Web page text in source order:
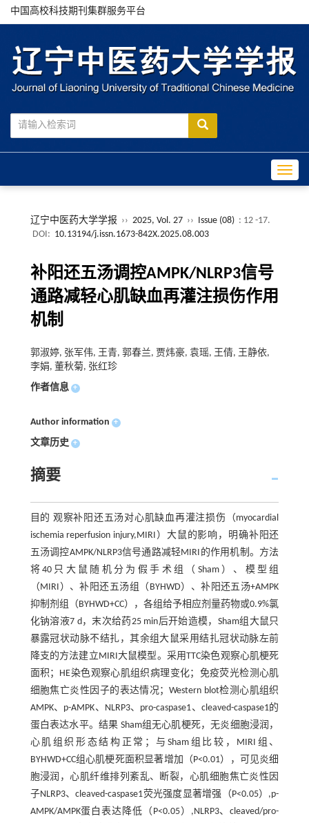
中国高校科技期刊集群服务平台
辽宁中医药大学学报 ›› 2025, Vol. 27 ›› Issue (08) : 12 -17.
DOI: 10.13194/j.issn.1673-842X.2025.08.003
补阳还五汤调控AMPK/NLRP3信号
通路减轻心肌缺血再灌注损伤作用
机制
郭淑婷, 张军伟, 王青, 郭春兰, 贾炜豪, 袁瑶, 王倩, 王静依,
李娟, 董秋菊, 张红珍
作者信息 +
Author information +
文章历史 +
摘要
目的 观察补阳还五汤对心肌缺血再灌注损伤（myocardial
ischemia reperfusion injury,MIRI）大鼠的影响，明确补阳还
五汤调控AMPK/NLRP3信号通路减轻MIRI的作用机制。方法
将40只大鼠随机分为假手术组（Sham）、模型组
（MIRI）、补阳还五汤组（BYHWD）、补阳还五汤+AMPK
抑制剂组（BYHWD+CC），各组给予相应剂量药物或0.9%氯
化钠溶液7 d，末次给药25 min后开始造模，Sham组大鼠只
暴露冠状动脉不结扎，其余组大鼠采用结扎冠状动脉左前
降支的方法建立MIRI大鼠模型。采用TTC染色观察心肌梗死
面积；HE染色观察心肌组织病理变化；免疫荧光检测心肌
细胞焦亡炎性因子的表达情况；Western blot检测心肌组织
AMPK、p-AMPK、NLRP3、pro-caspase1、cleaved-caspase1的
蛋白表达水平。结果 Sham组无心肌梗死，无炎细胞浸润，
心肌组织形态结构正常；与Sham组比较，MIRI组、
BYHWD+CC组心肌梗死面积显著增加（P<0.01），可见炎细
胞浸润，心肌纤维排列紊乱、断裂，心肌细胞焦亡炎性因
子NLRP3、cleaved-caspase1荧光强度显著增强（P<0.05）,p-
AMPK/AMPK蛋白表达降低（P<0.05）,NLRP3、cleaved/pro-